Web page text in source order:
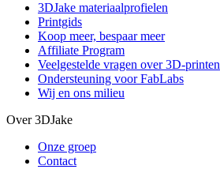
3DJake materiaalprofielen
Printgids
Koop meer, bespaar meer
Affiliate Program
Veelgestelde vragen over 3D-printen
Ondersteuning voor FabLabs
Wij en ons milieu
Over 3DJake
Onze groep
Contact